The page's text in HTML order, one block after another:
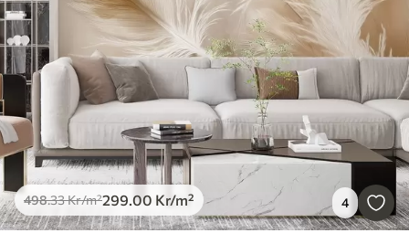
498.33Kr/m²299.00 Kr/m² 4